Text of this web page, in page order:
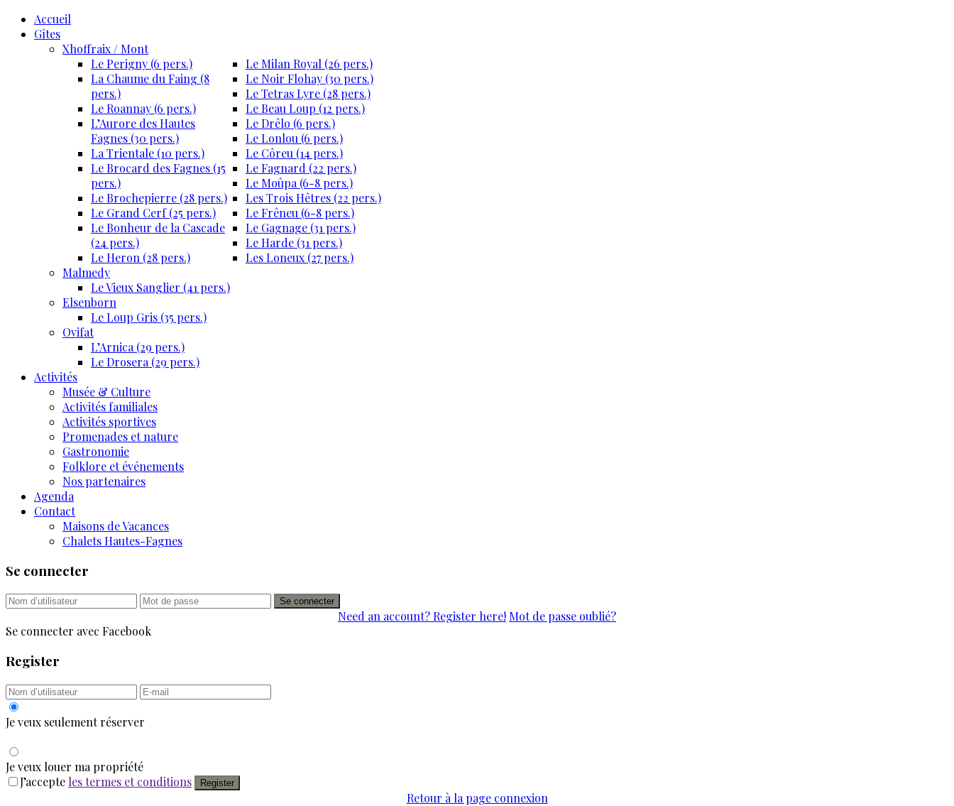
Accueil
Gîtes
Xhoffraix / Mont
Le Perigny (6 pers.)
La Chaume du Faing (8
pers.)
Le Roannay (6 pers.)
L’Aurore des Hautes
Fagnes (30 pers.)
La Trientale (10 pers.)
Le Brocard des Fagnes (15
pers.)
Le Brochepierre (28 pers.)
Le Grand Cerf (25 pers.)
Le Bonheur de la Cascade
(24 pers.)
Le Heron (28 pers.)
Le Milan Royal (26 pers.)
Le Noir Flohay (30 pers.)
Le Tetras Lyre (28 pers.)
Le Beau Loup (12 pers.)
Le Drêlo (6 pers.)
Le Lonlou (6 pers.)
Le Côreu (14 pers.)
Le Fagnard (22 pers.)
Le Moûpa (6-8 pers.)
Les Trois Hêtres (22 pers.)
Le Frêneu (6-8 pers.)
Le Gagnage (31 pers.)
Le Harde (31 pers.)
Les Loneux (27 pers.)
Malmedy
Le Vieux Sanglier (41 pers.)
Elsenborn
Le Loup Gris (35 pers.)
Ovifat
L’Arnica (29 pers.)
Le Drosera (29 pers.)
Activités
Musée & Culture
Activités familiales
Activités sportives
Promenades et nature
Gastronomie
Folklore et événements
Nos partenaires
Agenda
Contact
Maisons de Vacances
Chalets Hautes-Fagnes
Se connecter
Se connecter
Need an account? Register here! Mot de passe oublié?
Se connecter avec Facebook
Register
Je veux seulement réserver
Je veux louer ma propriété
J’accepte les termes et conditions Register
Retour à la page connexion